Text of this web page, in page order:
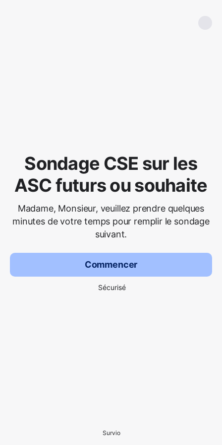
Sondage CSE sur les
ASC futurs ou souhaite
Madame, Monsieur, veuillez prendre quelques
minutes de votre temps pour remplir le sondage
suivant.
Commencer
Sécurisé
Survio